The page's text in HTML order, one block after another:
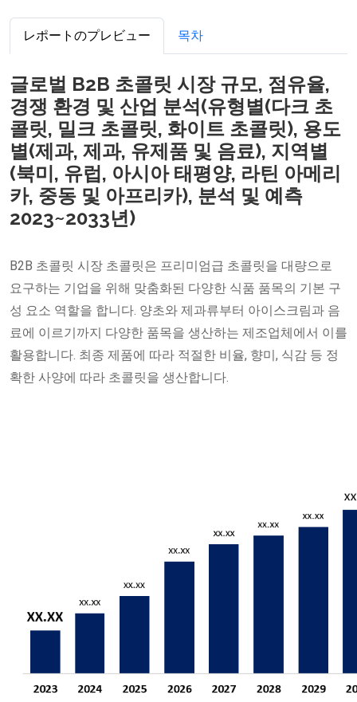
レポートのプレビュー 목차
글로벌 B2B 초콜릿 시장 규모, 점유율,
경쟁 환경 및 산업 분석(유형별(다크 초
콜릿, 밀크 초콜릿, 화이트 초콜릿), 용도
별(제과, 제과, 유제품 및 음료), 지역별
(북미, 유럽, 아시아 태평양, 라틴 아메리
카, 중동 및 아프리카), 분석 및 예측
2023~2033년)
B2B 초콜릿 시장 초콜릿은 프리미엄급 초콜릿을 대량으로
요구하는 기업을 위해 맞춤화된 다양한 식품 품목의 기본 구
성 요소 역할을 합니다. 양초와 제과류부터 아이스크림과 음
료에 이르기까지 다양한 품목을 생산하는 제조업체에서 이를
활용합니다. 최종 제품에 따라 적절한 비율, 향미, 식감 등 정
확한 사양에 따라 초콜릿을 생산합니다.